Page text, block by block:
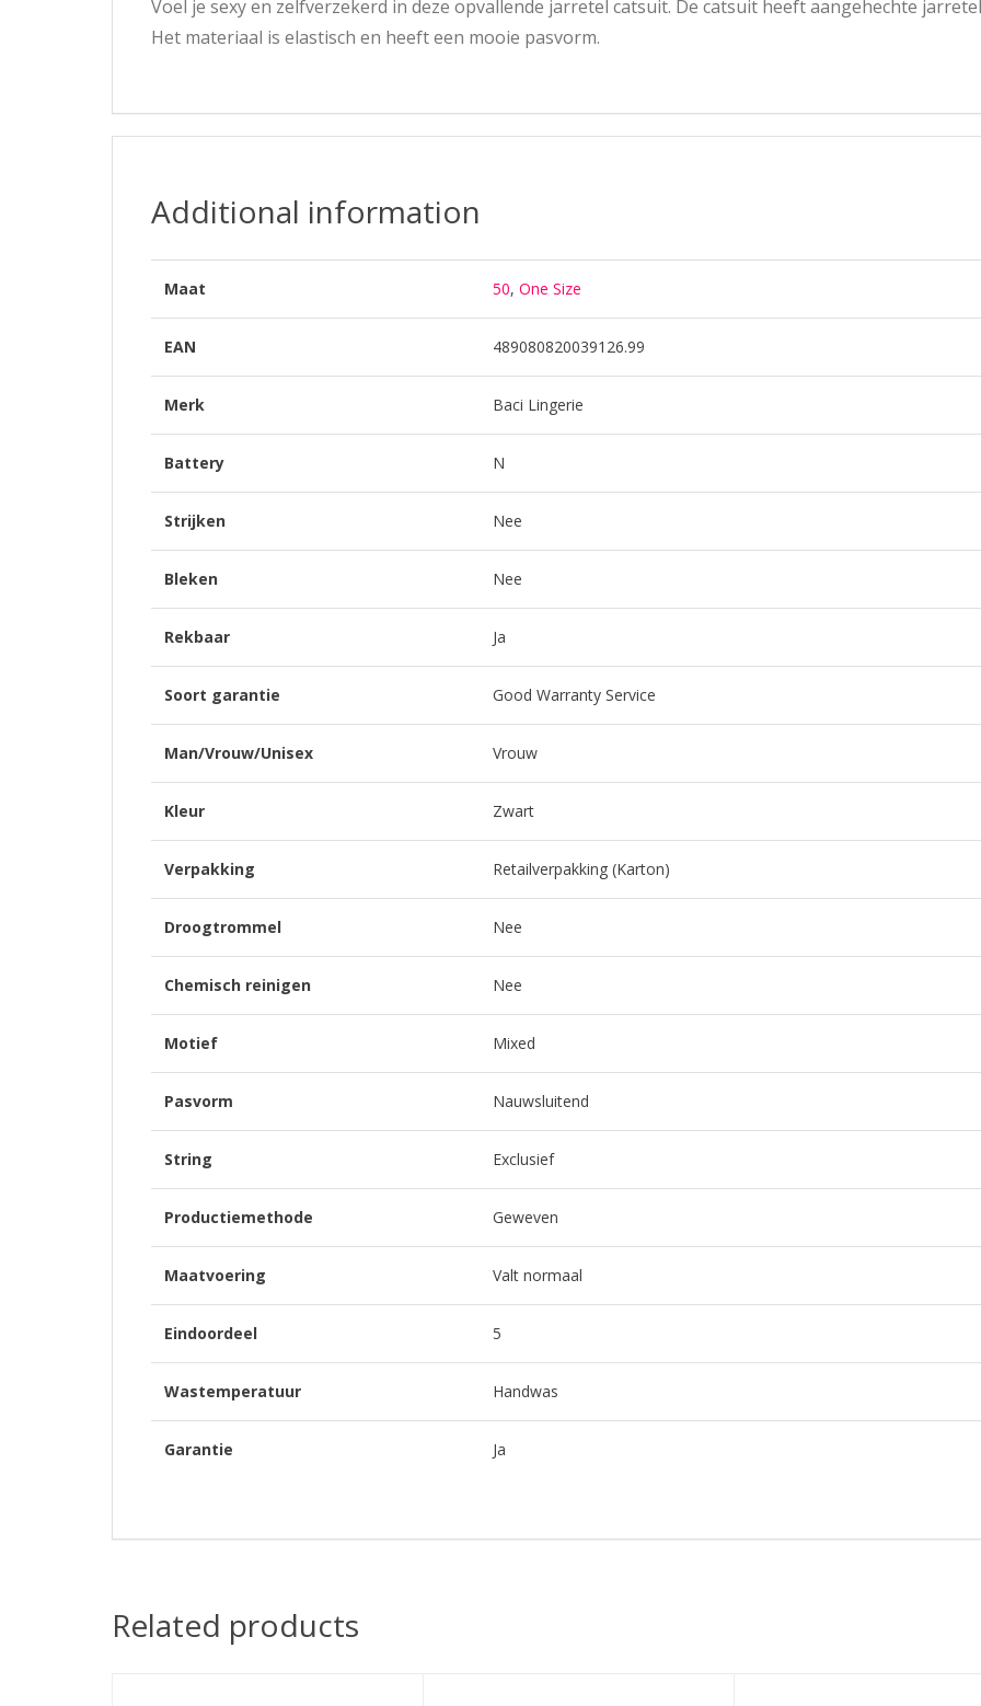
Voel je sexy en zelfverzekerd in deze opvallende jarretel catsuit. De catsuit heeft aangehechte
Het materiaal is elastisch en heeft een mooie pasvorm.
Additional information
Maat 50, One Size
EAN 489080820039126.99
Merk Baci Lingerie
Battery N
Strijken Nee
Bleken Nee
Rekbaar Ja
Soort garantie Good Warranty Service
Man/Vrouw/Unisex Vrouw
Kleur Zwart
Verpakking Retailverpakking (Karton)
Droogtrommel Nee
Chemisch reinigen Nee
Motief Mixed
Pasvorm Nauwsluitend
String Exclusief
Productiemethode Geweven
Maatvoering Valt normaal
Eindoordeel 5
Wastemperatuur Handwas
Garantie Ja
Related products